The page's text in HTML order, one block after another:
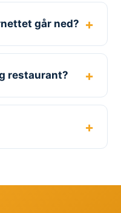
går ned?
restaurant?